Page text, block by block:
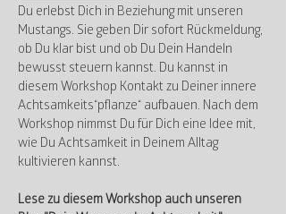
Du erlebst Dich in Beziehung mit unseren
Mustangs. Sie geben Dir sofort Rückmeldung,
ob Du klar bist und ob Du Dein Handeln
bewusst steuern kannst. Du kannst in
diesem Workshop Kontakt zu Deiner innere
Achtsamkeits“pflanze“ aufbauen. Nach dem
Workshop nimmst Du für Dich eine Idee mit,
wie Du Achtsamkeit in Deinem Alltag
kultivieren kannst.
Lese zu diesem Workshop auch unseren